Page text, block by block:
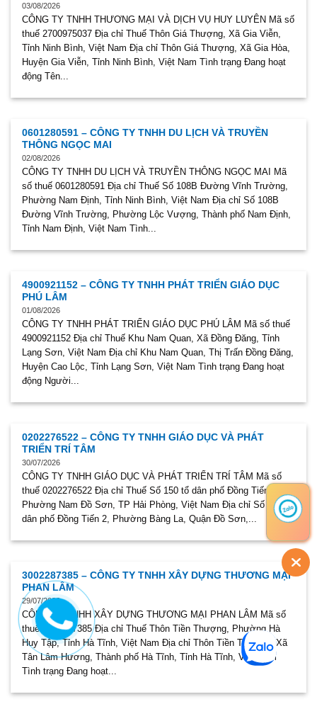
03/08/2026
CÔNG TY TNHH THƯƠNG MẠI VÀ DỊCH VỤ HUY LUYÊN Mã số
thuế 2700975037 Địa chỉ Thuế Thôn Giá Thượng, Xã Gia Viễn,
Tỉnh Ninh Bình, Việt Nam Địa chỉ Thôn Giá Thượng, Xã Gia Hòa,
Huyện Gia Viễn, Tỉnh Ninh Bình, Việt Nam Tình trạng Đang hoạt
động Tên...
0601280591 – CÔNG TY TNHH DU LỊCH VÀ TRUYỀN
THÔNG NGỌC MAI
02/08/2026
CÔNG TY TNHH DU LỊCH VÀ TRUYỀN THÔNG NGỌC MAI Mã
số thuế 0601280591 Địa chỉ Thuế Số 108B Đường Vĩnh Trường,
Phường Nam Định, Tỉnh Ninh Bình, Việt Nam Địa chỉ Số 108B
Đường Vĩnh Trường, Phường Lộc Vượng, Thành phố Nam Định,
Tỉnh Nam Định, Việt Nam Tình...
4900921152 – CÔNG TY TNHH PHÁT TRIỂN GIÁO DỤC
PHÚ LÂM
01/08/2026
CÔNG TY TNHH PHÁT TRIỂN GIÁO DỤC PHÚ LÂM Mã số thuế
4900921152 Địa chỉ Thuế Khu Nam Quan, Xã Đồng Đăng, Tỉnh
Lạng Sơn, Việt Nam Địa chỉ Khu Nam Quan, Thị Trấn Đồng Đăng,
Huyện Cao Lộc, Tỉnh Lạng Sơn, Việt Nam Tình trạng Đang hoạt
động Người...
0202276522 – CÔNG TY TNHH GIÁO DỤC VÀ PHÁT
TRIỂN TRÍ TÂM
30/07/2026
CÔNG TY TNHH GIÁO DỤC VÀ PHÁT TRIỂN TRÍ TÂM Mã số
thuế 0202276522 Địa chỉ Thuế Số 150 tổ dân phố Đồng Tiến 2,
Phường Nam Đồ Sơn, TP Hải Phòng, Việt Nam Địa chỉ Số 150 tổ
dân phố Đồng Tiến 2, Phường Bàng La, Quận Đồ Sơn,...
3002287385 – CÔNG TY TNHH XÂY DỰNG THƯƠNG MẠI
PHAN LÂM
29/07/2026
CÔNG TY TNHH XÂY DỰNG THƯƠNG MẠI PHAN LÂM Mã số
thuế 3002287385 Địa chỉ Thuế Thôn Tiền Thượng, Phường Hà
Huy Tập, Tỉnh Hà Tĩnh, Việt Nam Địa chỉ Thôn Tiền Thượng, Xã
Tân Lâm Hương, Thành phố Hà Tĩnh, Tỉnh Hà Tĩnh, Việt Nam
Tình trạng Đang hoạt...